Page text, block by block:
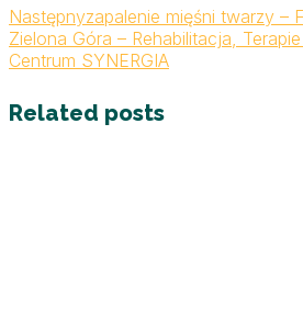
Następnyzapalenie mięśni twarzy –
Zielona Góra – Rehabilitacja,
Centrum SYNERGIA
Related posts